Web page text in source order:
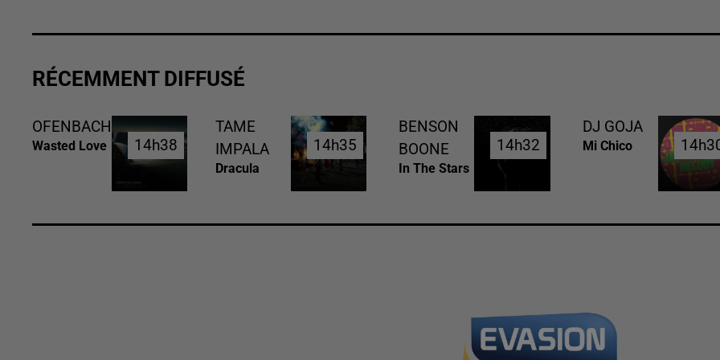
RÉCEMMENT DIFFUSÉ
OFENBACH
Wasted Love 14h38
14h38
TAME
IMPALA
Dracula
14h35
14h35
BENSON
BOONE
In The Stars
14h32
14h32
DJ GOJA
Mi Chico